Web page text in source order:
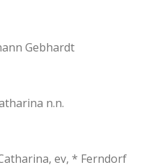
Gebhardt
n.n.
ev, * Ferndorf